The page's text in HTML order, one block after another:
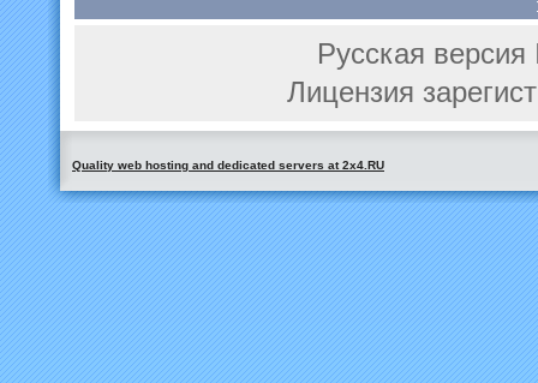
Русская
Лицензия
Quality web hosting and dedicated servers at 2x4.RU